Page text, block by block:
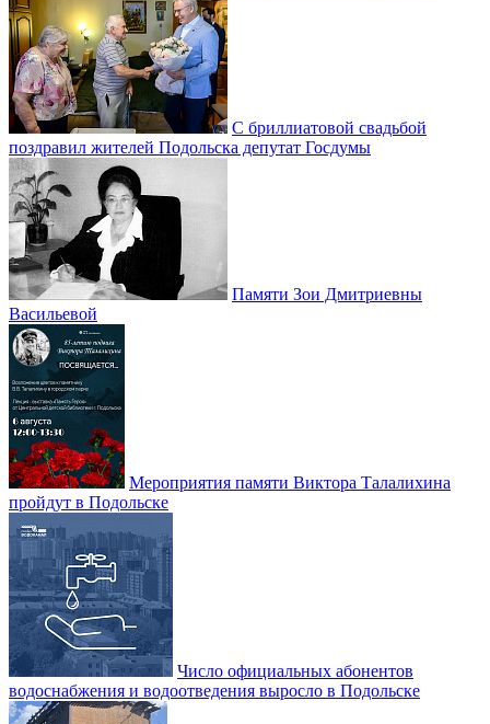
С бриллиатовой свадьбой
поздравил жителей Подольска депутат Госдумы
Памяти Зои Дмитриевны
Васильевой
Мероприятия памяти Виктора Талалихина
пройдут в Подольске
Число официальных абонентов
водоснабжения и водоотведения выросло в Подольске